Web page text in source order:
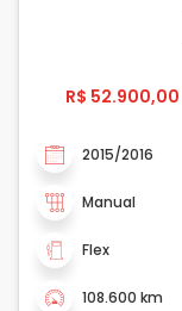
R$ 52.900,00
2015/2016
Manual
Flex
108.600 km